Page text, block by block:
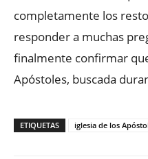
completamente los
responder a muchas
finalmente confirmar
Apóstoles, buscada
ETIQUETAS iglesia de los